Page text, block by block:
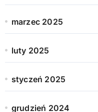
marzec 2025
luty 2025
styczeń 2025
grudzień 2024